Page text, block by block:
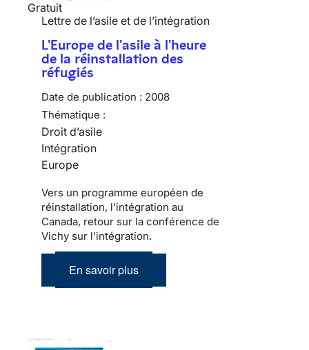
Gratuit
Lettre de l’asile et de l’intégration
L'Europe de l'asile à l'heure
de la réinstallation des
réfugiés
Date de publication : 2008
Thématique :
Droit d’asile
Intégration
Europe
Vers un programme européen de
réinstallation, l'intégration au
Canada, retour sur la conférence de
Vichy sur l'intégration.
En savoir plus